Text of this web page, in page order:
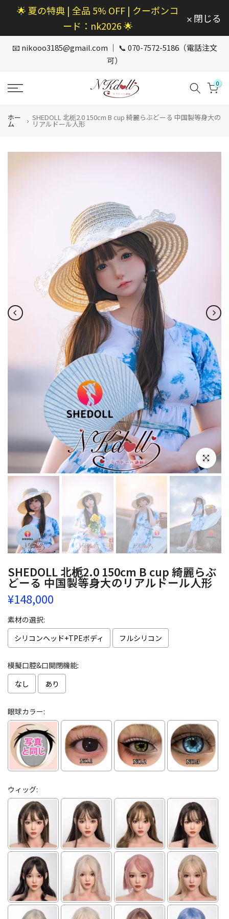
へ
ス
🌟 夏の特典 | 全品 5% OFF | クーポンコ
ード：nk2026 🌟
閉じる
📧 nikooo3185@gmail.com ｜ 📞 070-7572-5186（電話注文
可）
0
ホー
ム
SHEDOLL 北栀2.0 150cm B cup 綺麗らぶどーる 中国製等身大の
リアルドール人形
クリックし
SHEDOLL 北栀2.0 150cm B cup 綺麗らぶ
どーる 中国製等身大のリアルドール人形
¥148,000
素材の選択:
シリコンヘッド+TPEボディ
フルシリコン
模擬口腔&口開閉機能:
なし
あり
眼球カラー:
ウィッグ: